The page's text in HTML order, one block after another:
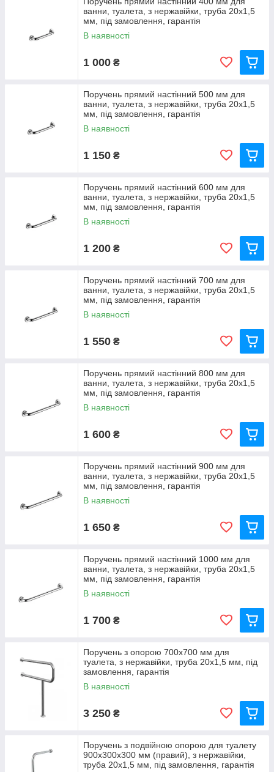
ванни, туалета, з нержавійки, труба 20х1,5
мм, під замовлення, гарантія
В наявності
1 000 ₴
Поручень прямий настінний 500 мм для
ванни, туалета, з нержавійки, труба 20х1,5
мм, під замовлення, гарантія
В наявності
1 150 ₴
Поручень прямий настінний 600 мм для
ванни, туалета, з нержавійки, труба 20х1,5
мм, під замовлення, гарантія
В наявності
1 200 ₴
Поручень прямий настінний 700 мм для
ванни, туалета, з нержавійки, труба 20х1,5
мм, під замовлення, гарантія
В наявності
1 550 ₴
Поручень прямий настінний 800 мм для
ванни, туалета, з нержавійки, труба 20х1,5
мм, під замовлення, гарантія
В наявності
1 600 ₴
Поручень прямий настінний 900 мм для
ванни, туалета, з нержавійки, труба 20х1,5
мм, під замовлення, гарантія
В наявності
1 650 ₴
Поручень прямий настінний 1000 мм для
ванни, туалета, з нержавійки, труба 20х1,5
мм, під замовлення, гарантія
В наявності
1 700 ₴
Поручень з опорою 700х700 мм для
туалета, з нержавійки, труба 20х1,5 мм, під
замовлення, гарантія
В наявності
3 250 ₴
Поручень з подвійною опорою для туалету
900х300х300 мм (правий), з нержавійки,
труба 20х1,5 мм, під замовлення, гарантія